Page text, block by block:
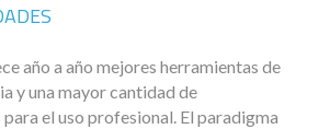
año a año mejores herramientas de
y una mayor cantidad de
el uso profesional. El paradigma